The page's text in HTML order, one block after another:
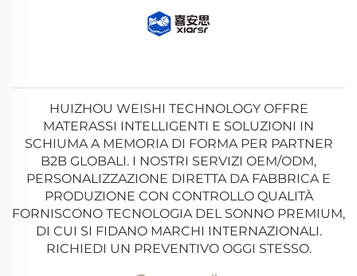
HUIZHOU WEISHI TECHNOLOGY OFFRE
MATERASSI INTELLIGENTI E SOLUZIONI IN
SCHIUMA A MEMORIA DI FORMA PER PARTNER
B2B GLOBALI. I NOSTRI SERVIZI OEM/ODM,
PERSONALIZZAZIONE DIRETTA DA FABBRICA E
PRODUZIONE CON CONTROLLO QUALITÀ
FORNISCONO TECNOLOGIA DEL SONNO PREMIUM,
DI CUI SI FIDANO MARCHI INTERNAZIONALI.
RICHIEDI UN PREVENTIVO OGGI STESSO.